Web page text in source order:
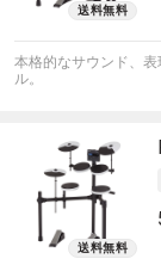
本格的なサウンド、
ル。